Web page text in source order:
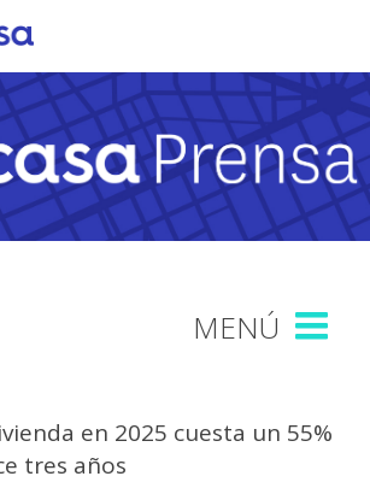
en 2025 cuesta un 55%
tres años